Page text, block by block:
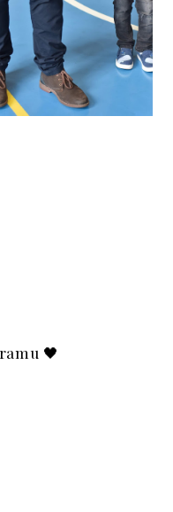
PRO DĚTI | VŠECHNO
CO JSTE CHTĚLI
VĚDĚT O KRESLENÍ
🖤